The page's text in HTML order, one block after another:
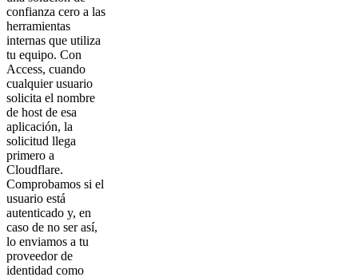
confianza cero a las
herramientas
internas que utiliza
tu equipo. Con
Access, cuando
cualquier usuario
solicita el nombre
de host de esa
aplicación, la
solicitud llega
primero a
Cloudflare.
Comprobamos si el
usuario está
autenticado y, en
caso de no ser así,
lo enviamos a tu
proveedor de
identidad como